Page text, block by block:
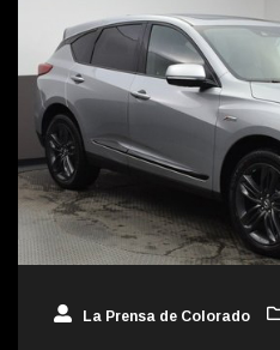
La Prensa de Colorado